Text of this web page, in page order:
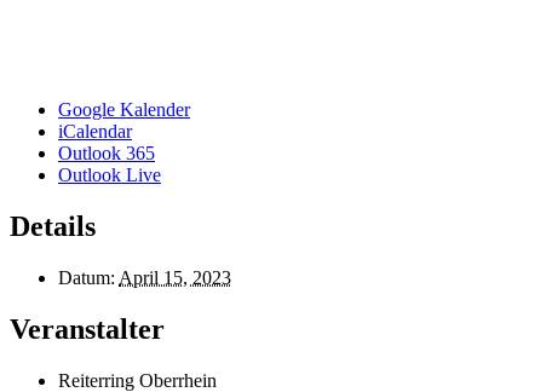
Google Kalender
iCalendar
Outlook 365
Outlook Live
Details
Datum: April 15, 2023
Veranstalter
Reiterring Oberrhein